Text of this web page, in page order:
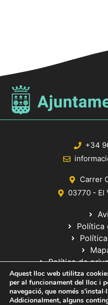
+34
Carrer
03770 - El
Política
Política de
Aquest lloc web utilitza
per al funcionament del lloc i
navegació, que només
Addicionalment, alguns